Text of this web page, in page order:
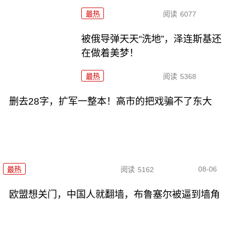
最热 阅读 6077
被俄导弹天天“洗地”，泽连斯基还
在做着美梦！
最热 阅读 5368
删去28字，扩军一整本！高市的把戏骗不了东大
最热 阅读 5162 08-06
欧盟想关门，中国人就翻墙，布鲁塞尔被逼到墙角